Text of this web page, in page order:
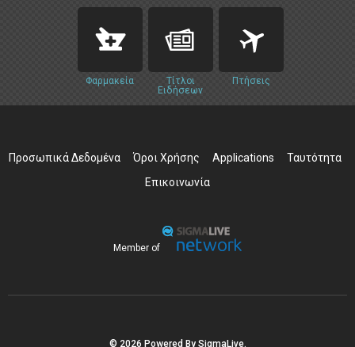
Φαρμακεία
Τίτλοι
Ειδήσεων
Πτήσεις
Προσωπικά Δεδομένα Όροι Χρήσης Applications
Ταυτότητα
Επικοινωνία
Member of
© 2026 Powered By SigmaLive.